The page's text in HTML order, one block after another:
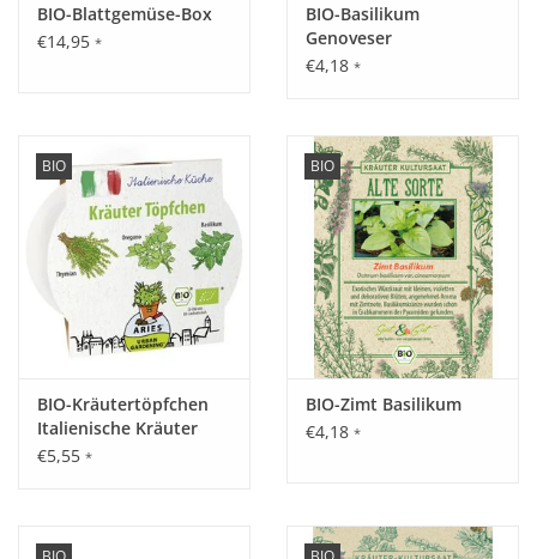
BIO-Blattgemüse-Box
€14,95 *
BIO-Basilikum
Genoveser
€4,18 *
BIO
BIO-Kräutertöpfchen
Italienische Kräuter
€5,55 *
BIO
BIO-Zimt Basilikum
€4,18 *